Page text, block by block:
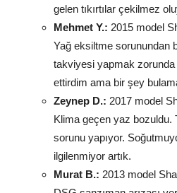
gelen tıkırtılar çekilmez
Mehmet Y.: 2015 model
Yağ eksiltme sorunundan
takviyesi yapmak
ettirdim ama bir şey
Zeynep D.: 2017 model
Klima geçen yaz bozuldu.
sorunu yapıyor.
ilgilenmiyor artık.
Murat B.: 2013 model